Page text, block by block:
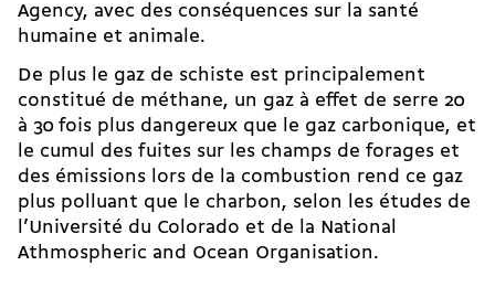
Agency, avec des conséquences sur la santé
humaine et animale.
De plus le gaz de schiste est principalement
constitué de méthane, un gaz à effet de serre 20
à 30 fois plus dangereux que le gaz carbonique, et
le cumul des fuites sur les champs de forages et
des émissions lors de la combustion rend ce gaz
plus polluant que le charbon, selon les études de
l’Université du Colorado et de la National
Athmospheric and Ocean Organisation.